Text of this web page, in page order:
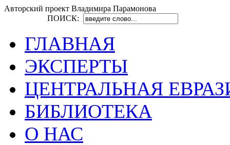
Авторский проект Владимира Парамонова
ПОИСК:
ГЛАВНАЯ
ЭКСПЕРТЫ
ЦЕНТРАЛЬНАЯ
БИБЛИОТЕКА
О НАС